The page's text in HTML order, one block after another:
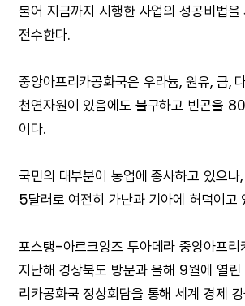
불어 지금까지 시행한 사업의 성공비법
전수한다.
중앙아프리카공화국은 우라늄, 원유, 금,
천연자원이 있음에도 불구하고 빈곤율
이다.
국민의 대부분이 농업에 종사하고 있으나
5달러로 여전히 가난과 기아에 허덕이고
포스탱-아르크앙즈 투아데라 중앙아프리
지난해 경상북도 방문과 올해 9월에 열
리카공화국 정상회담을 통해 세계 경제